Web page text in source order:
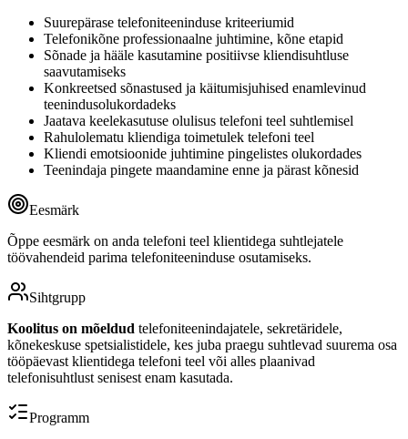
Suurepärase telefoniteeninduse kriteeriumid
Telefonikõne professionaalne juhtimine, kõne etapid
Sõnade ja hääle kasutamine positiivse kliendisuhtluse
saavutamiseks
Konkreetsed sõnastused ja käitumisjuhised enamlevinud
teenindusolukordadeks
Jaatava keelekasutuse olulisus telefoni teel suhtlemisel
Rahulolematu kliendiga toimetulek telefoni teel
Kliendi emotsioonide juhtimine pingelistes olukordades
Teenindaja pingete maandamine enne ja pärast kõnesid
Eesmärk
Õppe eesmärk on anda telefoni teel klientidega suhtlejatele
töövahendeid parima telefoniteeninduse osutamiseks.
Sihtgrupp
Koolitus on mõeldud telefoniteenindajatele, sekretäridele,
kõnekeskuse spetsialistidele, kes juba praegu suhtlevad suurema osa
tööpäevast klientidega telefoni teel või alles plaanivad
telefonisuhtlust senisest enam kasutada.
Programm